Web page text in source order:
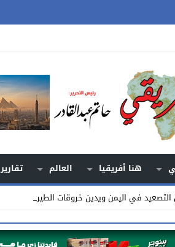
هنا أفريقيا العالم تقارير
في اليمن ويدين خروقات الطيران والهجم _